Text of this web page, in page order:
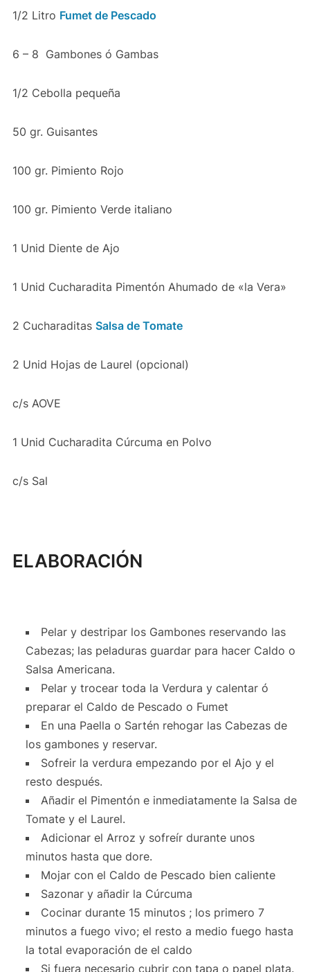
1/2 Litro Fumet de Pescado
6 – 8 Gambones ó Gambas
1/2 Cebolla pequeña
50 gr. Guisantes
100 gr. Pimiento Rojo
100 gr. Pimiento Verde italiano
1 Unid Diente de Ajo
1 Unid Cucharadita Pimentón Ahumado de «la Vera»
2 Cucharaditas Salsa de Tomate
2 Unid Hojas de Laurel (opcional)
c/s AOVE
1 Unid Cucharadita Cúrcuma en Polvo
c/s Sal
ELABORACIÓN
Pelar y destripar los Gambones reservando las
Cabezas; las peladuras guardar para hacer Caldo o
Salsa Americana.
Pelar y trocear toda la Verdura y calentar ó
preparar el Caldo de Pescado o Fumet
En una Paella o Sartén rehogar las Cabezas de
los gambones y reservar.
Sofreir la verdura empezando por el Ajo y el
resto después.
Añadir el Pimentón e inmediatamente la Salsa de
Tomate y el Laurel.
Adicionar el Arroz y sofreír durante unos
minutos hasta que dore.
Mojar con el Caldo de Pescado bien caliente
Sazonar y añadir la Cúrcuma
Cocinar durante 15 minutos ; los primero 7
minutos a fuego vivo; el resto a medio fuego hasta
la total evaporación de el caldo
Si fuera necesario cubrir con tapa o papel plata.